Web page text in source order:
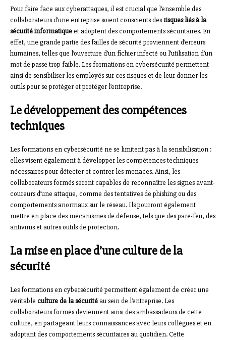
Pour faire face aux cyberattaques, il est crucial que l’ensemble des
collaborateurs d’une entreprise soient conscients des risques liés à la
sécurité informatiqueet adoptent des comportements sécuritaires. En
effet, une grande partie des failles de sécurité proviennent d’erreurs
humaines, telles que l’ouverture d’un fichier infecté ou l’utilisation d’un
mot de passe trop faible. Les formations en cybersécurité permettent
ainsi de sensibiliser les employés sur ces risques et de leur donner les
outils pour se protéger et protéger l’entreprise.
Le développement des compétences
techniques
Les formations en cybersécurité ne se limitent pas à la sensibilisation :
elles visent également à développer les compétences techniques
nécessaires pour détecter et contrer les menaces. Ainsi, les
collaborateurs formés seront capables de reconnaître les signes avant-
coureurs d’une attaque, comme des tentatives de phishing ou des
comportements anormaux sur le réseau. Ils pourront également
mettre en place des mécanismes de défense, tels que des pare-feu, des
antivirus et autres outils de protection.
La mise en place d’une culture de la
sécurité
Les formations en cybersécurité permettent également de créer une
véritable culture de la sécuritéau sein de l’entreprise. Les
collaborateurs formés deviennent ainsi des ambassadeurs de cette
culture, en partageant leurs connaissances avec leurs collègues et en
adoptant des comportements sécuritaires au quotidien. Cette